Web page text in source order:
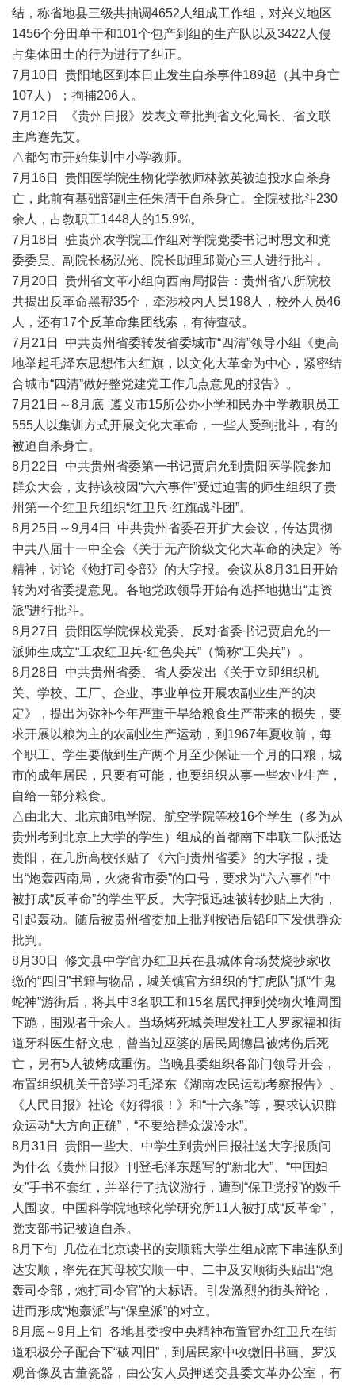
结，称省地县三级共抽调4652人组成工作组，对兴义地区
1456个分田单干和101个包产到组的生产队以及3422人侵
占集体田土的行为进行了纠正。
7月10日 贵阳地区到本日止发生自杀事件189起（其中身亡
107人）；拘捕206人。
7月12日 《贵州日报》发表文章批判省文化局长、省文联
主席蹇先艾。
△都匀市开始集训中小学教师。
7月16日 贵阳医学院生物化学教师林敦英被迫投水自杀身
亡，此前有基础部副主任朱清干自杀身亡。全院被批斗230
余人，占教职工1448人的15.9%。
7月18日 驻贵州农学院工作组对学院党委书记时思文和党
委委员、副院长杨泓光、院长助理邱觉心三人进行批斗。
7月20日 贵州省文革小组向西南局报告：贵州省八所院校
共揭出反革命黑帮35个，牵涉校内人员198人，校外人员46
人，还有17个反革命集团线索，有待查破。
7月21日 中共贵州省委转发省委城市“四清”领导小组《更高
地举起毛泽东思想伟大红旗，以文化大革命为中心，紧密结
合城市“四清”做好整党建党工作几点意见的报告》。
7月21日～8月底 遵义市15所公办小学和民办中学教职员工
555人以集训方式开展文化大革命，一些人受到批斗，有的
被迫自杀身亡。
8月22日 中共贵州省委第一书记贾启允到贵阳医学院参加
群众大会，支持该校因“六六事件”受过迫害的师生组织了贵
州第一个红卫兵组织“红卫兵·红旗战斗团”。
8月25日～9月4日 中共贵州省委召开扩大会议，传达贯彻
中共八届十一中全会《关于无产阶级文化大革命的决定》等
精神，讨论《炮打司令部》的大字报。会议从8月31日开始
转为对省委提意见。各地党政领导开始有选择地抛出“走资
派”进行批斗。
8月27日 贵阳医学院保校党委、反对省委书记贾启允的一
派师生成立“工农红卫兵·红色尖兵”（简称“工尖兵”）。
8月28日 中共贵州省委、省人委发出《关于立即组织机
关、学校、工厂、企业、事业单位开展农副业生产的决
定》，提出为弥补今年严重干旱给粮食生产带来的损失，要
求开展以粮为主的农副业生产运动，到1967年夏收前，每
个职工、学生要做到生产两个月至少保证一个月的口粮，城
市的成年居民，只要有可能，也要组织从事一些农业生产，
自给一部分粮食。
△由北大、北京邮电学院、航空学院等校16个学生（多为从
贵州考到北京上大学的学生）组成的首都南下串联二队抵达
贵阳，在几所高校张贴了《六问贵州省委》的大字报，提
出“炮轰西南局，火烧省市委”的口号，要求为“六六事件”中
被打成“反革命”的学生平反。大字报迅速被转抄贴上大街，
引起轰动。随后被贵州省委加上批判按语后铅印下发供群众
批判。
8月30日 修文县中学官办红卫兵在县城体育场焚烧抄家收
缴的“四旧”书籍与物品，城关镇官方组织的“打虎队”抓“牛鬼
蛇神”游街后，将其中3名职工和15名居民押到焚物火堆周围
下跪，围观者千余人。当场烤死城关理发社工人罗家福和街
道牙科医生舒文忠，曾当过巫婆的居民周德昌被烤伤后死
亡，另有5人被烤成重伤。当晚县委组织各部门领导开会，
布置组织机关干部学习毛泽东《湖南农民运动考察报告》、
《人民日报》社论《好得很！》和“十六条”等，要求认识群
众运动“大方向正确”，“不要给群众泼冷水”。
8月31日 贵阳一些大、中学生到贵州日报社送大字报质问
为什么《贵州日报》刊登毛泽东题写的“新北大”、“中国妇
女”手书不套红，并举行了抗议游行，遭到“保卫党报”的数千
人围攻。中国科学院地球化学研究所11人被打成“反革命”，
党支部书记被迫自杀。
8月下旬 几位在北京读书的安顺籍大学生组成南下串连队到
达安顺，率先在其母校安顺一中、二中及安顺街头贴出“炮
轰司令部，炮打司令官”的大标语。引发激烈的街头辩论，
进而形成“炮轰派”与“保皇派”的对立。
8月底～9月上旬 各地县委按中央精神布置官办红卫兵在街
道积极分子配合下“破四旧”，到居民家中收缴旧书画、罗汉
观音像及古董瓷器，由公安人员押送交县委文革办公室，有